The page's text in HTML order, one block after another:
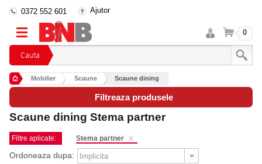
Cauta
0372 552 601 Ajutor
Intra
in
cont
Cos 0
Mobilier Scaune Scaune dining
Filtreaza produsele
Scaune dining Stema partner
Filtre aplicate: Stema partner
Ordoneaza dupa: